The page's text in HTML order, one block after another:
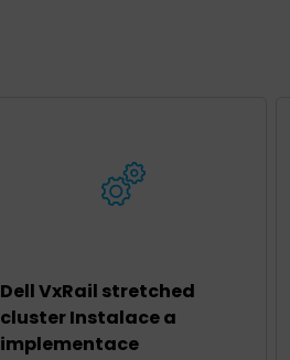
Dell VxRail stretched
cluster Instalace a
implementace